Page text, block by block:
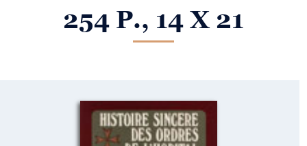
254 P., 14 X 21